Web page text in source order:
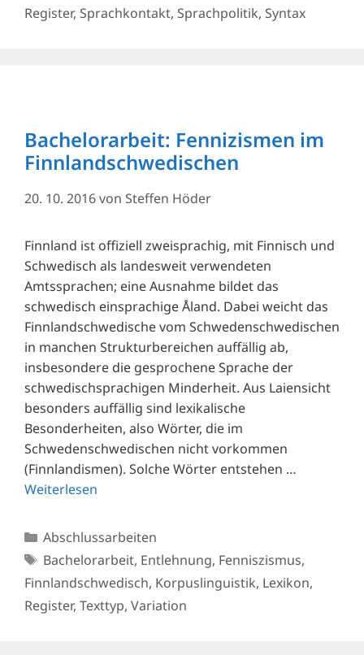
Register, Sprachkontakt, Sprachpolitik, Syntax
Bachelorarbeit: Fennizismen im
Finnlandschwedischen
20. 10. 2016von Steffen Höder
Finnland ist offiziell zweisprachig, mit Finnisch und
Schwedisch als landesweit verwendeten
Amtssprachen; eine Ausnahme bildet das
schwedisch einsprachige Åland. Dabei weicht das
Finnlandschwedische vom Schwedenschwedischen
in manchen Strukturbereichen auffällig ab,
insbesondere die gesprochene Sprache der
schwedischsprachigen Minderheit. Aus Laiensicht
besonders auffällig sind lexikalische
Besonderheiten, also Wörter, die im
Schwedenschwedischen nicht vorkommen
(Finnlandismen). Solche Wörter entstehen …
Weiterlesen
Kategorien
Abschlussarbeiten
Schlagwörter
Bachelorarbeit, Entlehnung, Fenniszismus,
Finnlandschwedisch, Korpuslinguistik, Lexikon,
Register, Texttyp, Variation